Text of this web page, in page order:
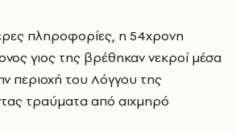
πληροφορίες, η 54χρονη
γιος της βρέθηκαν νεκροί μέσα
περιοχή του Λόγγου της
τραύματα από αιχμηρό